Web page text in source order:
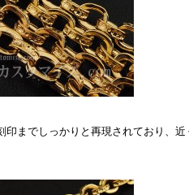
印までしっかりと再現されており、